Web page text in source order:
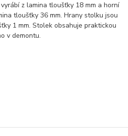
z lamina tloušťky 18 mm a horní
tloušťky 36 mm. Hrany stolku jsou
1 mm. Stolek obsahuje praktickou
v demontu.